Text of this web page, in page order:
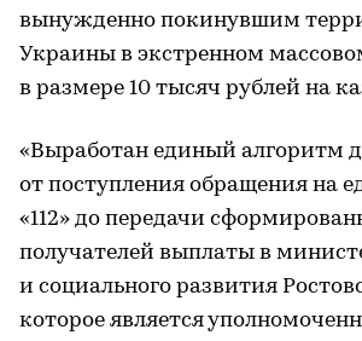
вынужденно покинувшим
Украины в экстренном
в размере 10 тысяч рублей на
«Выработан единый алгоритм
от поступления обращения на
«112» до передачи
получателей выплаты в
и социального развития
которое является